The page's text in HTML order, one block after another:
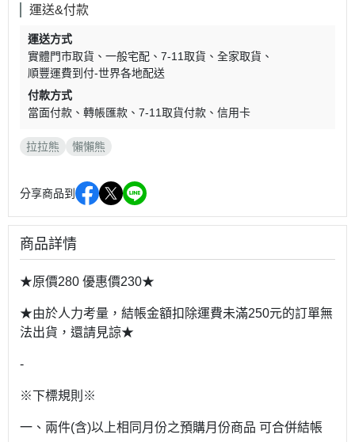
運送&付款
運送方式
實體門市取貨
一般宅配 7-11取貨
全家取貨
順豐運費到付-世界各地配送
付款方式
當面付款
轉帳匯款 7-11取貨付款 信用卡
拉拉熊 懶懶熊
分享商品到
商品詳情
★原價280 優惠價230★
★由於人力考量，結帳金額扣除運費未滿250元的訂單無
法出貨，還請見諒★
-
※下標規則※
一、兩件(含)以上相同月份之預購月份商品 可合併結帳